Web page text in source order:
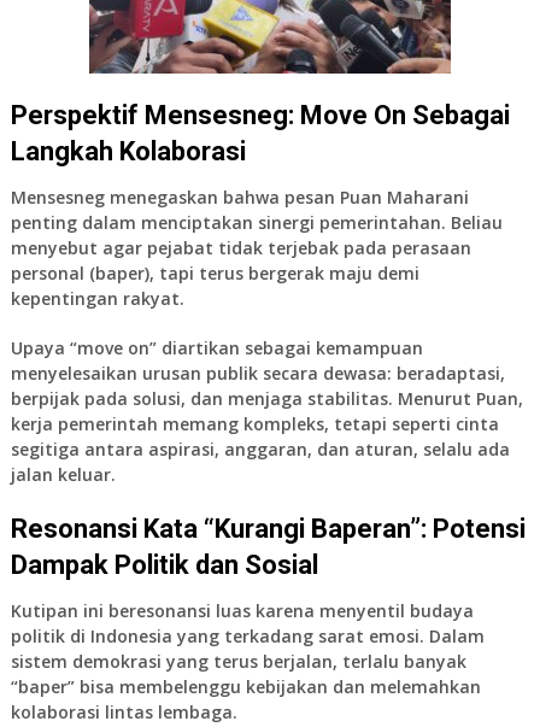
Perspektif Mensesneg: Move On Sebagai
Langkah Kolaborasi
Mensesneg menegaskan bahwa pesan Puan Maharani
penting dalam menciptakan sinergi pemerintahan. Beliau
menyebut agar pejabat tidak terjebak pada perasaan
personal (baper), tapi terus bergerak maju demi
kepentingan rakyat.
Upaya “move on” diartikan sebagai kemampuan
menyelesaikan urusan publik secara dewasa: beradaptasi,
berpijak pada solusi, dan menjaga stabilitas. Menurut Puan,
kerja pemerintah memang kompleks, tetapi seperti cinta
segitiga antara aspirasi, anggaran, dan aturan, selalu ada
jalan keluar.
Resonansi Kata “Kurangi Baperan”: Potensi
Dampak Politik dan Sosial
Kutipan ini beresonansi luas karena menyentil budaya
politik di Indonesia yang terkadang sarat emosi. Dalam
sistem demokrasi yang terus berjalan, terlalu banyak
“baper” bisa membelenggu kebijakan dan melemahkan
kolaborasi lintas lembaga.